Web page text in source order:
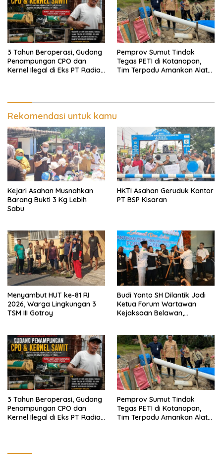
3 Tahun Beroperasi, Gudang
Penampungan CPO dan
Kernel Ilegal di Eks PT Radian
Pemprov Sumut Tindak
Tegas PETI di Kotanopan,
Tim Terpadu Amankan Alat
Rekomendasi untuk kamu
Kejari Asahan Musnahkan
Barang Bukti 3 Kg Lebih
Sabu
HKTI Asahan Geruduk Kantor
PT BSP Kisaran
Menyambut HUT ke-81 RI
2026, Warga Lingkungan 3
TSM III Gotroy
Budi Yanto SH Dilantik Jadi
Ketua Forum Wartawan
Kejaksaan Belawan,
Pendampingan Hukum dan
Ekomoni Semua Anggota
3 Tahun Beroperasi, Gudang
Penampungan CPO dan
Kernel Ilegal di Eks PT Radian
Pemprov Sumut Tindak
Tegas PETI di Kotanopan,
Tim Terpadu Amankan Alat